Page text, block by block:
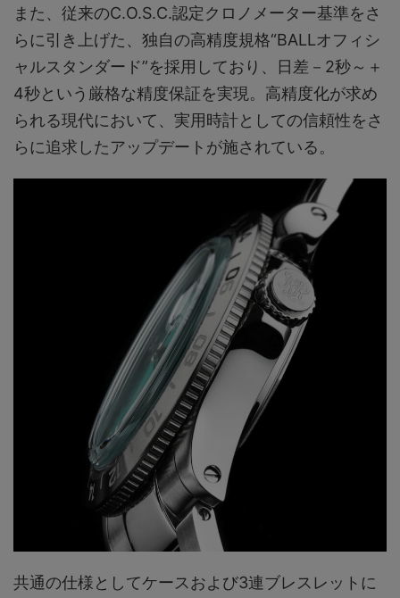
また、従来のC.O.S.C.認定クロノメーター基準をさ
らに引き上げた、独自の高精度規格“BALLオフィシ
ャルスタンダード”を採用しており、日差－2秒～＋
4秒という厳格な精度保証を実現。高精度化が求め
られる現代において、実用時計としての信頼性をさ
らに追求したアップデートが施されている。
共通の仕様としてケースおよび3連ブレスレットに